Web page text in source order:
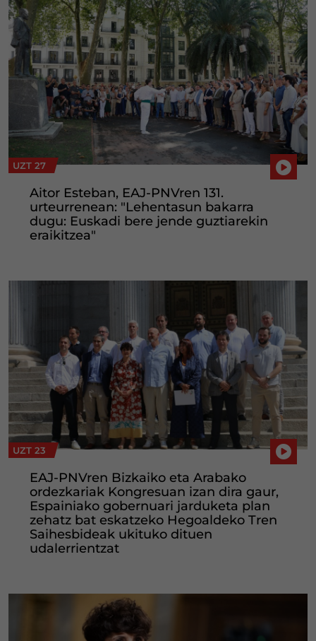
UZT 27
Aitor Esteban, EAJ-PNVren 131.
urteurrenean: "Lehentasun bakarra
dugu: Euskadi bere jende guztiarekin
eraikitzea"
UZT 23
EAJ-PNVren Bizkaiko eta Arabako
ordezkariak Kongresuan izan dira gaur,
Espainiako gobernuari jarduketa plan
zehatz bat eskatzeko Hegoaldeko Tren
Saihesbideak ukituko dituen
udalerrientzat